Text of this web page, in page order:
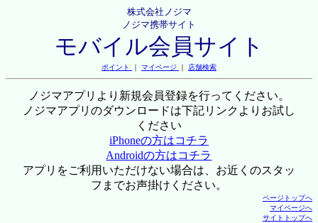
株式会社ノジマ
ノジマ携帯サイト
モバイル会員サイト
ポイント ｜ マイページ ｜ 店舗検索
ノジマアプリより新規会員登録を行ってください。
ノジマアプリのダウンロードは下記リンクよりお試し
ください
iPhoneの方はコチラ
Androidの方はコチラ
アプリをご利用いただけない場合は、お近くのスタッ
フまでお声掛けください。
ページトップへ
マイページへ
サイトトップへ